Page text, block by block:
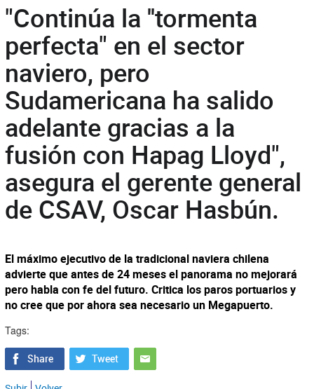
"Continúa la ''tormenta
perfecta" en el sector
naviero, pero
Sudamericana ha salido
adelante gracias a la
fusión con Hapag Lloyd",
asegura el gerente general
de CSAV, Oscar Hasbún.
El máximo ejecutivo de la tradicional naviera chilena
advierte que antes de 24 meses el panorama no mejorará
pero habla con fe del futuro. Critica los paros portuarios y
no cree que por ahora sea necesario un Megapuerto.
Tags: